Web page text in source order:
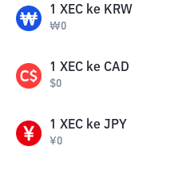
1 XEC ke KRW
₩0
1 XEC ke CAD
$0
1 XEC ke JPY
¥0